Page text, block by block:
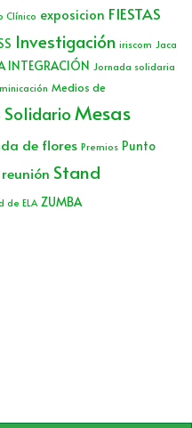
Clínico exposicion FIESTAS
Investigación iriscom Jaca
INTEGRACIÓN Jornada solidaria
Medios de
Mesas
de flores Premios Punto
reunión Stand
de ELA ZUMBA